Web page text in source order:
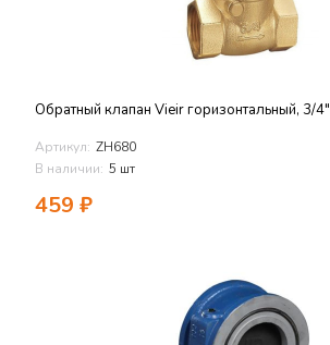
Обратный клапан Vieir горизонтальный, 3/4"
Артикул: ZH680
В наличии: 5 шт
459 ₽